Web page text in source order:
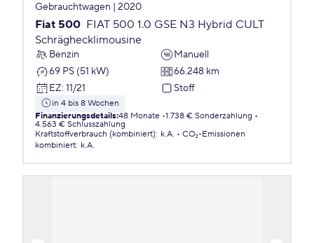
Gebrauchtwagen | 2020
Fiat 500 FIAT 500 1.0 GSE N3 Hybrid CULT
Schräghecklimousine
Benzin
Manuell
69 PS (51 kW)
66.248 km
EZ: 11/21 Stoff
in 4 bis 8 Wochen
Finanzierungsdetails:48 Monate 1.738 € Sonderzahlung
4.563 € Schlusszahlung
Kraftstoffverbrauch (kombiniert): k.A.
CO₂-Emissionen
kombiniert: k.A.